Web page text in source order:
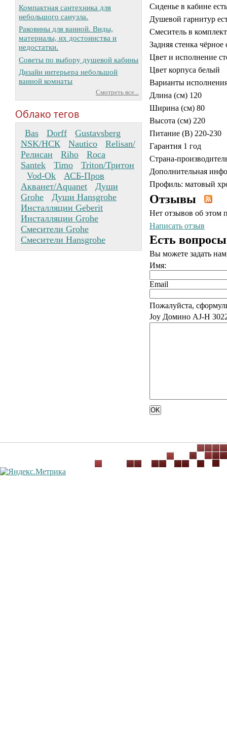
Компактная сантехника для
небольшого санузла.
Раковины для ванной. Виды,
материалы, их достоинства и
недостатки.
Советы по выбору душевой кабины
Дизайн интерьера небольшой
ванной комнаты
Смотреть все...
Облако тегов
Bas Dorff
Gustavsberg
NSK/НСК
Nautico
Relisan/
Релисан
Riho
Roca
Santek
Timo
Triton/Тритон
Vod-Ok
АСБ-Пров
Акванет/Aquanet
Души
Grohe
Души Hansgrohe
Инсталляции Geberit
Инсталляции Grohe
Смесители Grohe
Смесители Hansgrohe
Сиденье в кабине
Душевой гарнитур
Смеситель в
Задняя стенка чёрное
Цвет и исполнение
Цвет корпуса белый
Варианты
Длина (см) 120
Ширина (см) 80
Высота (см) 220
Питание (В) 220-230
Гарантия 1 год
Страна-
Дополнительная
Профиль: матовый
Отзывы
Нет отзывов об этом
Написать отзыв
Есть
Вы можете задать
Имя:
Email
Пожалуйста,
Joy Домино AJ-H